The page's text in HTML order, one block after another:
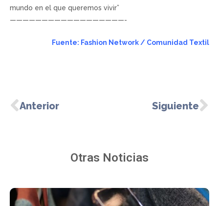
mundo en el que queremos vivir”
——————————————————-
Fuente: Fashion Network / Comunidad Textil
Anterior Siguiente
Otras Noticias